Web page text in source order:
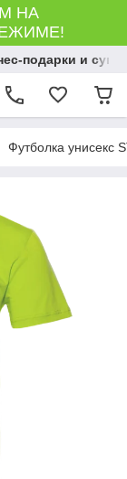
НА
подарки и
Футболка унисекс